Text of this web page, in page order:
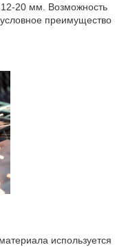
20 мм. Возможность
преимущество
используется